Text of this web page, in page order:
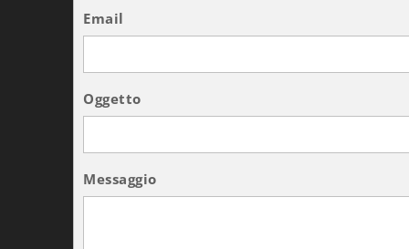
Email
Oggetto
Messaggio